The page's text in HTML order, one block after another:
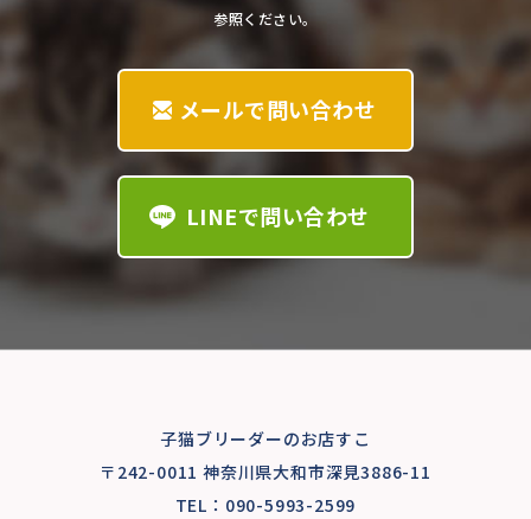
参照ください。
メールで問い合わせ
LINEで問い合わせ
子猫ブリーダーのお店すこ
〒242-0011 神奈川県大和市深見3886-11
TEL： 090-5993-2599